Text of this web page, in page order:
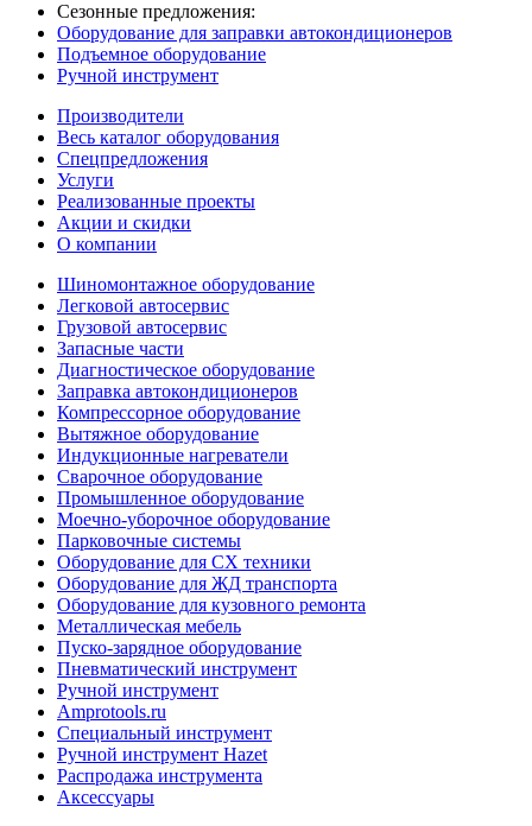
Сезонные предложения:
Оборудование для заправки автокондиционеров
Подъемное оборудование
Ручной инструмент
Производители
Весь каталог оборудования
Спецпредложения
Услуги
Реализованные проекты
Акции и скидки
О компании
Шиномонтажное оборудование
Легковой автосервис
Грузовой автосервис
Запасные части
Диагностическое оборудование
Заправка автокондиционеров
Компрессорное оборудование
Вытяжное оборудование
Индукционные нагреватели
Сварочное оборудование
Промышленное оборудование
Моечно-уборочное оборудование
Парковочные системы
Оборудование для СХ техники
Оборудование для ЖД транспорта
Оборудование для кузовного ремонта
Металлическая мебель
Пуско-зарядное оборудование
Пневматический инструмент
Ручной инструмент
Amprotools.ru
Специальный инструмент
Ручной инструмент Hazet
Распродажа инструмента
Аксессуары